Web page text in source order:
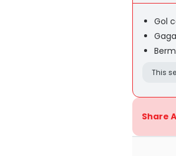
Gol
This
Share